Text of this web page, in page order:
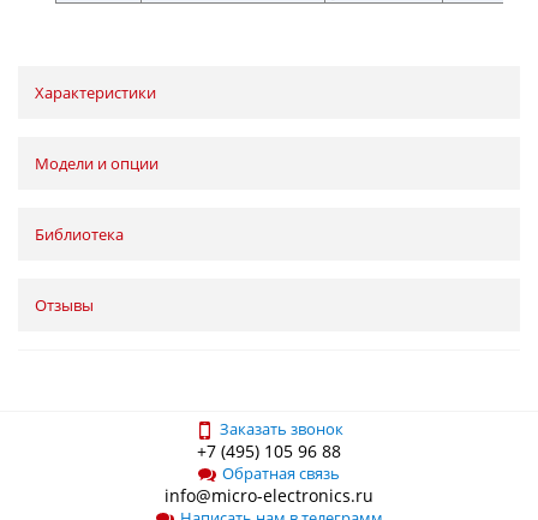
Характеристики
Модели и опции
Библиотека
Отзывы
Заказать звонок
+7 (495) 105 96 88
Обратная связь
info@micro-electronics.ru